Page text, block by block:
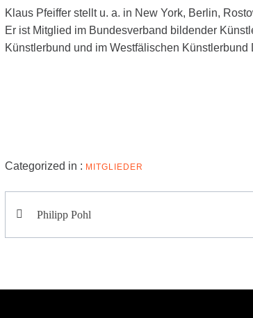
Klaus Pfeiffer stellt u. a. in New York, Berlin,
Er ist Mitglied im Bundesverband bildender
Künstlerbund und im Westfälischen Künstlerbund
Categorized in : MITGLIEDER
Beitragsnavigation
Philipp Pohl